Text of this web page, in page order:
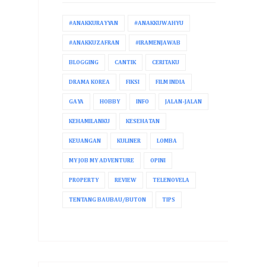
#ANAKKURAYYAN #ANAKKUWAHYU
#ANAKKUZAFRAN #IRAMENJAWAB
BLOGGING CANTIK CERITAKU
DRAMA KOREA FIKSI FILM INDIA
GAYA HOBBY INFO JALAN-JALAN
KEHAMILANKU KESEHATAN
KEUANGAN KULINER LOMBA
MY JOB MY ADVENTURE OPINI
PROPERTY REVIEW TELENOVELA
TENTANG BAUBAU/BUTON TIPS